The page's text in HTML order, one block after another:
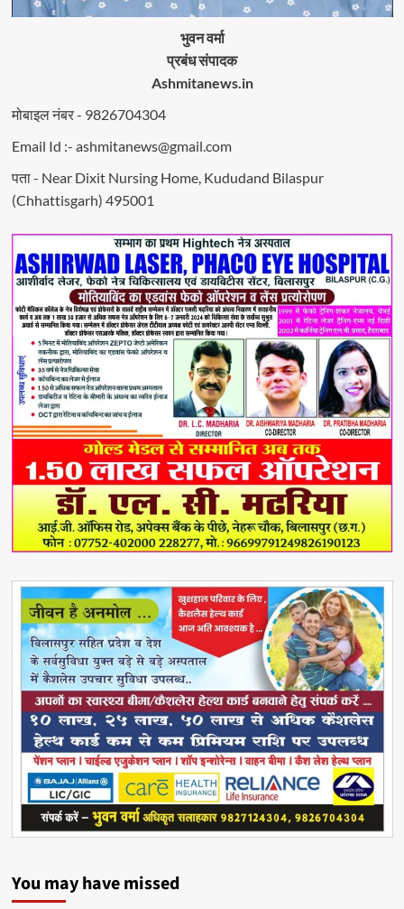
भुवन वर्मा
प्रबंध संपादक
Ashmitanews.in
मोबाइल नंबर - 9826704304
Email Id :- ashmitanews@gmail.com
पता - Near Dixit Nursing Home, Kududand Bilaspur
(Chhattisgarh) 495001
You may have missed